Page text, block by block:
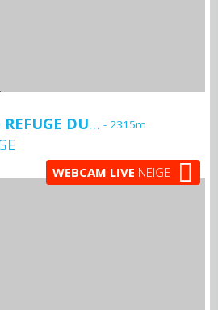
DU PRARIOND - 2315m
WEBCAM LIVE NEIGE